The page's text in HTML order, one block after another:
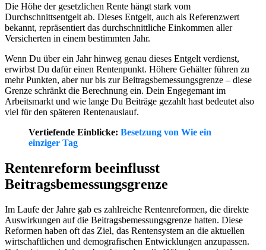
Die Höhe der gesetzlichen Rente hängt stark vom
Durchschnittsentgelt ab. Dieses Entgelt, auch als Referenzwert
bekannt, repräsentiert das durchschnittliche Einkommen aller
Versicherten in einem bestimmten Jahr.
Wenn Du über ein Jahr hinweg genau dieses Entgelt verdienst,
erwirbst Du dafür einen Rentenpunkt. Höhere Gehälter führen zu
mehr Punkten, aber nur bis zur Beitragsbemessungsgrenze – diese
Grenze schränkt die Berechnung ein. Dein Engegemant im
Arbeitsmarkt und wie lange Du Beiträge gezahlt hast bedeutet also
viel für den späteren Rentenauslauf.
Vertiefende Einblicke: Besetzung von Wie ein
einziger Tag
Rentenreform beeinflusst
Beitragsbemessungsgrenze
Im Laufe der Jahre gab es zahlreiche Rentenreformen, die direkte
Auswirkungen auf die Beitragsbemessungsgrenze hatten. Diese
Reformen haben oft das Ziel, das Rentensystem an die aktuellen
wirtschaftlichen und demografischen Entwicklungen anzupassen.